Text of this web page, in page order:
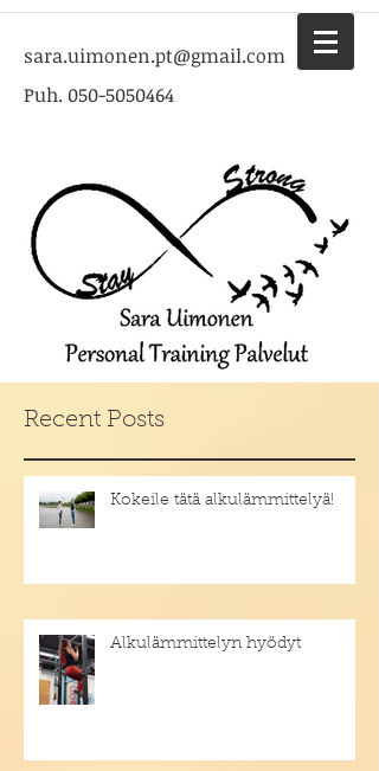
sara.uimonen.pt@gmail.com
Puh. 050-5050464
Recent Posts
Kokeile tätä alkulämmittelyä!
Alkulämmittelyn hyödyt